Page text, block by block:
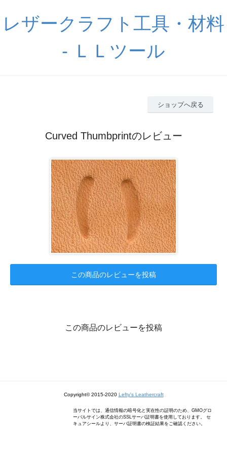
レザークラフト工具・材料
- ＬＬツール
ショップへ戻る
Curved Thumbprintのレビュー
この商品のレビューを投稿
この商品のレビューを投稿
Copyright© 2015-2020 Lefty's Leathercraft
当サイトでは、通信情報の暗号化と実在性の証明のため、GMOグロ
ーバルサイン株式会社のSSLサーバ証明書を使用しております。 セ
キュアシールより、サーバ証明書の検証結果をご確認ください。